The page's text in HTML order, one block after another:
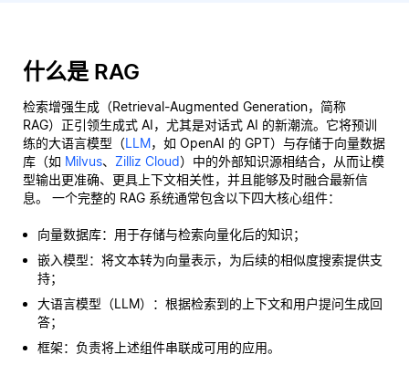
什么是 RAG
检索增强生成（Retrieval-Augmented Generation，简称
RAG）正引领生成式 AI，尤其是对话式 AI 的新潮流。它将预训
练的大语言模型（LLM，如 OpenAI 的 GPT）与存储于向量数据
库（如 Milvus、 Zilliz Cloud）中的外部知识源相结合，从而让模
型输出更准确、更具上下文相关性，并且能够及时融合最新信
息。 一个完整的 RAG 系统通常包含以下四大核心组件：
向量数据库：用于存储与检索向量化后的知识；
嵌入模型：将文本转为向量表示，为后续的相似度搜索提供支
持；
大语言模型（LLM）：根据检索到的上下文和用户提问生成回
答；
框架：负责将上述组件串联成可用的应用。